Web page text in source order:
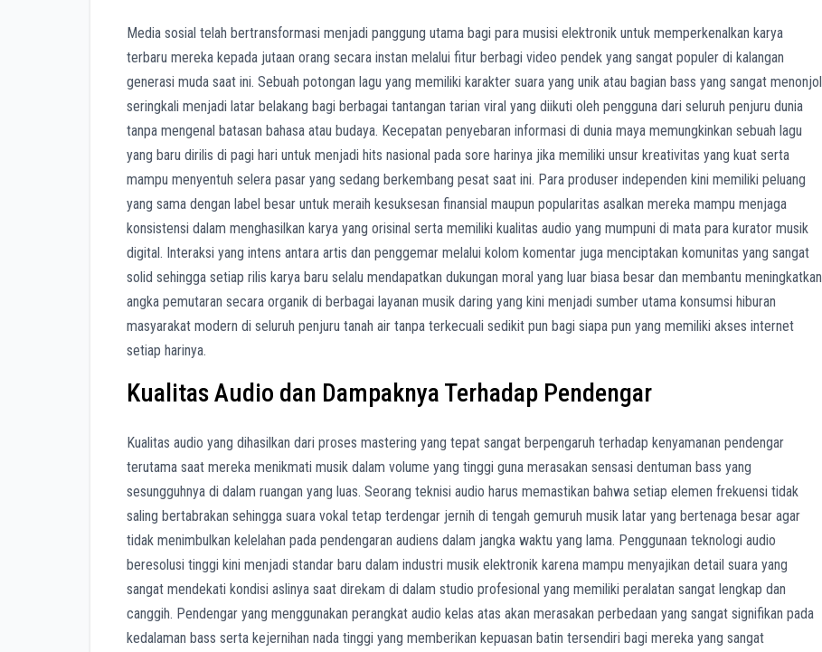
Media sosial telah bertransformasi menjadi panggung utama bagi para musisi elektronik untuk memperkenalkan karya
terbaru mereka kepada jutaan orang secara instan melalui fitur berbagi video pendek yang sangat populer di kalangan
generasi muda saat ini. Sebuah potongan lagu yang memiliki karakter suara yang unik atau bagian bass yang sangat menonjol
seringkali menjadi latar belakang bagi berbagai tantangan tarian viral yang diikuti oleh pengguna dari seluruh penjuru dunia
tanpa mengenal batasan bahasa atau budaya. Kecepatan penyebaran informasi di dunia maya memungkinkan sebuah lagu
yang baru dirilis di pagi hari untuk menjadi hits nasional pada sore harinya jika memiliki unsur kreativitas yang kuat serta
mampu menyentuh selera pasar yang sedang berkembang pesat saat ini. Para produser independen kini memiliki peluang
yang sama dengan label besar untuk meraih kesuksesan finansial maupun popularitas asalkan mereka mampu menjaga
konsistensi dalam menghasilkan karya yang orisinal serta memiliki kualitas audio yang mumpuni di mata para kurator musik
digital. Interaksi yang intens antara artis dan penggemar melalui kolom komentar juga menciptakan komunitas yang sangat
solid sehingga setiap rilis karya baru selalu mendapatkan dukungan moral yang luar biasa besar dan membantu meningkatkan
angka pemutaran secara organik di berbagai layanan musik daring yang kini menjadi sumber utama konsumsi hiburan
masyarakat modern di seluruh penjuru tanah air tanpa terkecuali sedikit pun bagi siapa pun yang memiliki akses internet
setiap harinya.
Kualitas Audio dan Dampaknya Terhadap Pendengar
Kualitas audio yang dihasilkan dari proses mastering yang tepat sangat berpengaruh terhadap kenyamanan pendengar
terutama saat mereka menikmati musik dalam volume yang tinggi guna merasakan sensasi dentuman bass yang
sesungguhnya di dalam ruangan yang luas. Seorang teknisi audio harus memastikan bahwa setiap elemen frekuensi tidak
saling bertabrakan sehingga suara vokal tetap terdengar jernih di tengah gemuruh musik latar yang bertenaga besar agar
tidak menimbulkan kelelahan pada pendengaran audiens dalam jangka waktu yang lama. Penggunaan teknologi audio
beresolusi tinggi kini menjadi standar baru dalam industri musik elektronik karena mampu menyajikan detail suara yang
sangat mendekati kondisi aslinya saat direkam di dalam studio profesional yang memiliki peralatan sangat lengkap dan
canggih. Pendengar yang menggunakan perangkat audio kelas atas akan merasakan perbedaan yang sangat signifikan pada
kedalaman bass serta kejernihan nada tinggi yang memberikan kepuasan batin tersendiri bagi mereka yang sangat